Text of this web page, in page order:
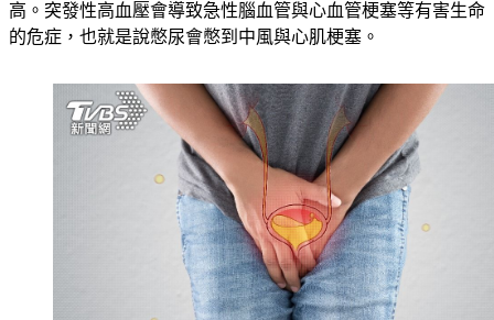
的危症，也就是說憋尿會憋到中風與心肌梗塞。